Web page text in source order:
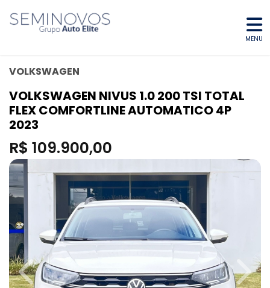
MENU
VOLKSWAGEN
VOLKSWAGEN NIVUS 1.0 200 TSI TOTAL
FLEX COMFORTLINE AUTOMATICO 4P
2023
R$ 109.900,00
Previous Next